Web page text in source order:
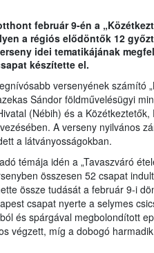
február 9-én a
a régiós elődöntők 12
idei tematikájának
készítette el.
versenyének számító
Sándor földművelésügyi
(Nébih) és a
A verseny nyilvános
a látványosságokban.
témája idén a „Tavaszváró
összesen 52 csapat
össze tudását a február 9-i
csapat nyerte a selymes
és spárgával megbolondított
végzett, míg a dobogó